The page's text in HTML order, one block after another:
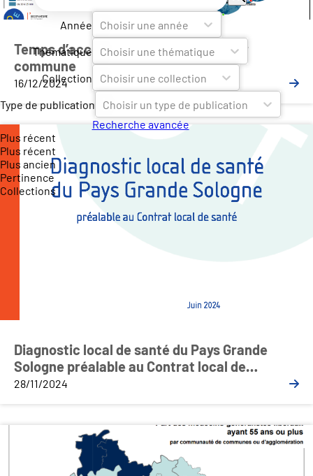
Année
Choisir une année
Thématique
Choisir une thématique
Collection
Choisir une collection
Type de publication
Choisir un type de publication
Recherche avancée
Plus récent
Plus récent
Plus ancien
Pertinence
Collections
Temps d’accès aux pôles de santé par
commune
16/12/2024
Diagnostic local de santé du Pays Grande
Sologne préalable au Contrat local de
28/11/2024